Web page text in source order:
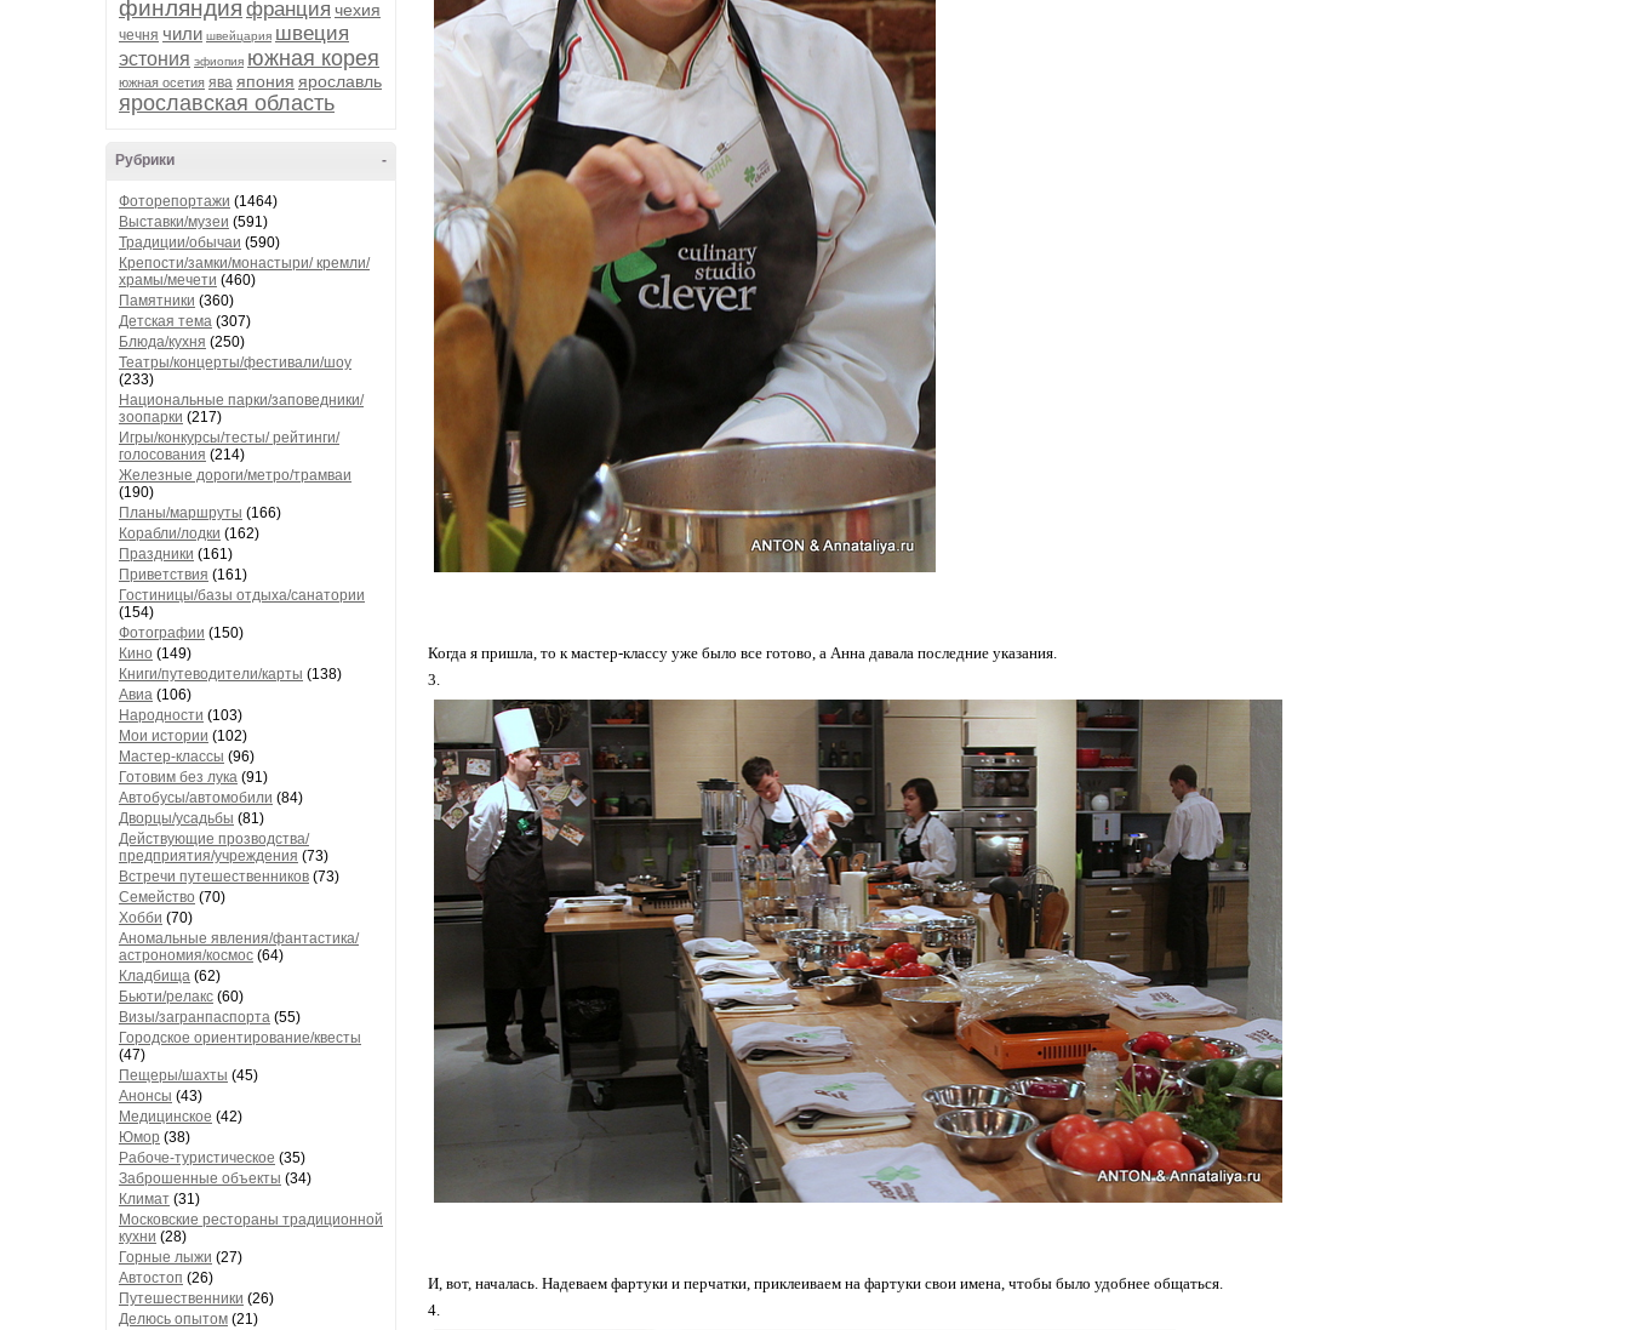
финляндия франция чехия
чечня чили швейцария швеция
эстония эфиопия южная корея
южная осетия ява япония ярославль
ярославская область
-
Рубрики
Фоторепортажи (1464)
Выставки/музеи (591)
Традиции/обычаи (590)
Крепости/замки/монастыри/ кремли/
храмы/мечети (460)
Памятники (360)
Детская тема (307)
Блюда/кухня (250)
Театры/концерты/фестивали/шоу
(233)
Национальные парки/заповедники/
зоопарки (217)
Игры/конкурсы/тесты/ рейтинги/
голосования (214)
Железные дороги/метро/трамваи
(190)
Планы/маршруты (166)
Корабли/лодки (162)
Праздники (161)
Приветствия (161)
Гостиницы/базы отдыха/санатории
(154)
Фотографии (150)
Кино (149)
Книги/путеводители/карты (138)
Авиа (106)
Народности (103)
Мои истории (102)
Мастер-классы (96)
Готовим без лука (91)
Автобусы/автомобили (84)
Дворцы/усадьбы (81)
Действующие прозводства/
предприятия/учреждения (73)
Встречи путешественников (73)
Семейство (70)
Хобби (70)
Аномальные явления/фантастика/
астрономия/космос (64)
Кладбища (62)
Бьюти/релакс (60)
Визы/загранпаспорта (55)
Городское ориентирование/квесты
(47)
Пещеры/шахты (45)
Анонсы (43)
Медицинское (42)
Юмор (38)
Рабоче-туристическое (35)
Заброшенные объекты (34)
Климат (31)
Московские рестораны традиционной
кухни (28)
Горные лыжи (27)
Автостоп (26)
Путешественники (26)
Делюсь опытом (21)
Когда я пришла, то к мастер-классу уже было все готово, а Анна давала последние указания.
3.
И, вот, началась. Надеваем фартуки и перчатки, приклеиваем на фартуки свои имена, чтобы было удобнее общаться.
4.